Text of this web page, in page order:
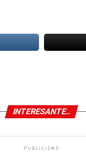
INTERESANTE..
PUBLICIDAD